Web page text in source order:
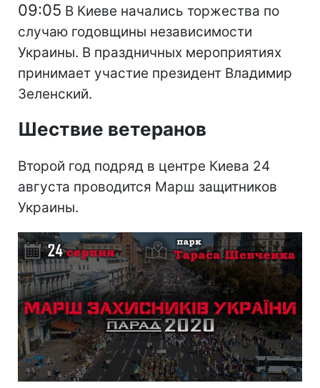
09:05 В Киеве начались торжества по
случаю годовщины независимости
Украины. В праздничных мероприятиях
принимает участие президент Владимир
Зеленский.
Шествие ветеранов
Второй год подряд в центре Киева 24
августа проводится Марш защитников
Украины.